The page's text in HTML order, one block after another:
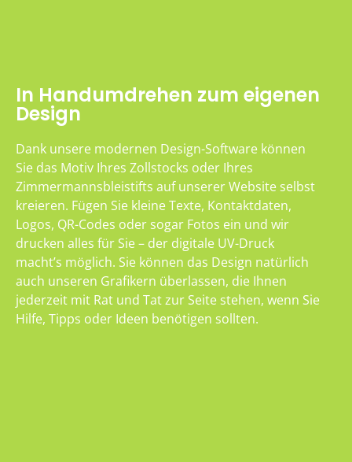
In Handumdrehen zum eigenen
Design
Dank unsere modernen Design-Software können
Sie das Motiv Ihres Zollstocks oder Ihres
Zimmermannsbleistifts auf unserer Website selbst
kreieren. Fügen Sie kleine Texte, Kontaktdaten,
Logos, QR-Codes oder sogar Fotos ein und wir
drucken alles für Sie – der digitale UV-Druck
macht’s möglich. Sie können das Design natürlich
auch unseren Grafikern überlassen, die Ihnen
jederzeit mit Rat und Tat zur Seite stehen, wenn Sie
Hilfe, Tipps oder Ideen benötigen sollten.